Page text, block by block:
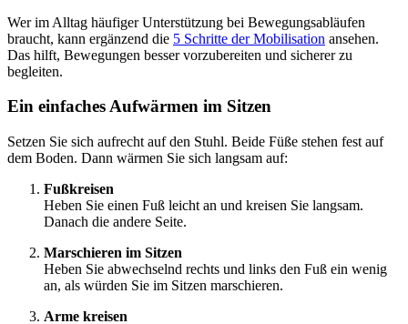
Wer im Alltag häufiger Unterstützung bei Bewegungsabläufen
braucht, kann ergänzend die 5 Schritte der Mobilisation ansehen.
Das hilft, Bewegungen besser vorzubereiten und sicherer zu
begleiten.
Ein einfaches Aufwärmen im Sitzen
Setzen Sie sich aufrecht auf den Stuhl. Beide Füße stehen fest auf
dem Boden. Dann wärmen Sie sich langsam auf:
Fußkreisen
Heben Sie einen Fuß leicht an und kreisen Sie langsam.
Danach die andere Seite.
Marschieren im Sitzen
Heben Sie abwechselnd rechts und links den Fuß ein wenig
an, als würden Sie im Sitzen marschieren.
Arme kreisen